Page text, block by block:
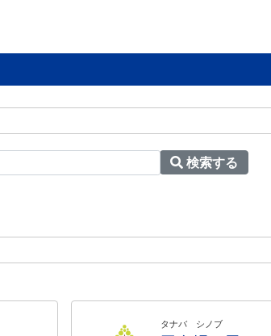
検索する
タナバ シノブ